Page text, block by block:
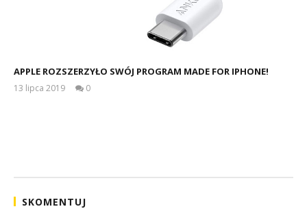
APPLE ROZSZERZYŁO SWÓJ PROGRAM MADE FOR IPHONE!
13 lipca 2019
0
SKOMENTUJ